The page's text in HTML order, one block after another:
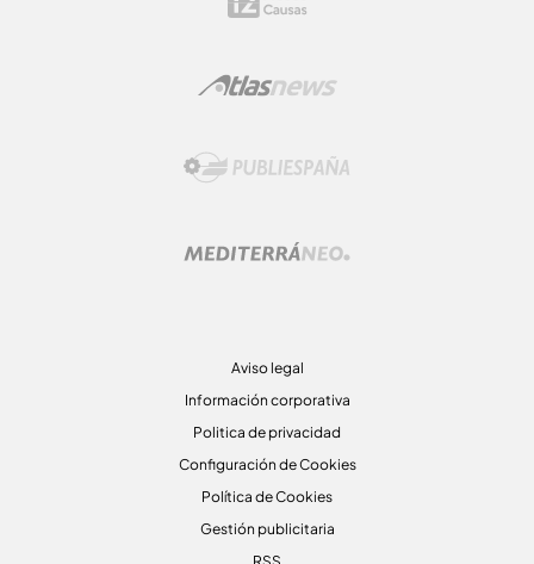
Aviso legal
Información corporativa
Politica de privacidad
Configuración de Cookies
Política de Cookies
Gestión publicitaria